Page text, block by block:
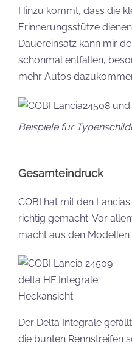
Hinzu kommt, dass die
Erinnerungsstütze
Dauereinsatz kann mir
schonmal entfallen,
mehr Autos
Beispiele für
Gesamteindruck
COBI hat mit den
richtig gemacht. Vor
macht aus den
Der Delta Integrale
die bunten Rennstreifen